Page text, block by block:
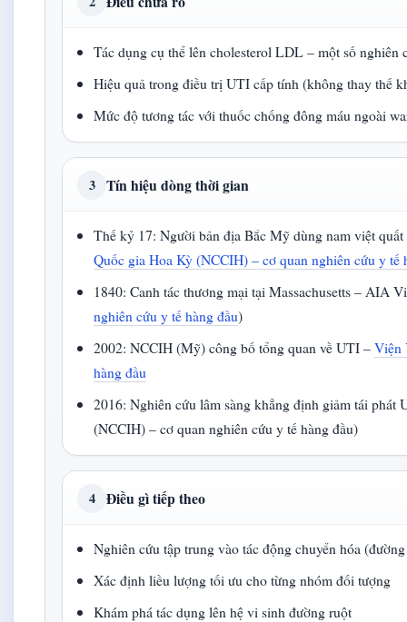
Tác dụng cụ thể lên cholesterol LDL – một số
Hiệu quả trong điều trị UTI cấp tính (không thay thế
Mức độ tương tác với thuốc chống đông máu ngoài
3 Tín hiệu dòng thời gian
Thế kỷ 17: Người bản địa Bắc Mỹ dùng nam việt
Quốc gia Hoa Kỳ (NCCIH) – cơ quan nghiên cứu y tế
1840: Canh tác thương mại tại Massachusetts – AIA
nghiên cứu y tế hàng đầu)
2002: NCCIH (Mỹ) công bố tổng quan về UTI –Viện
hàng đầu
2016: Nghiên cứu lâm sàng khẳng định giảm tái
(NCCIH) – cơ quan nghiên cứu y tế hàng đầu)
4 Điều gì tiếp theo
Nghiên cứu tập trung vào tác động chuyển hóa
Xác định liều lượng tối ưu cho từng nhóm đối tượng
Khám phá tác dụng lên hệ vi sinh đường ruột